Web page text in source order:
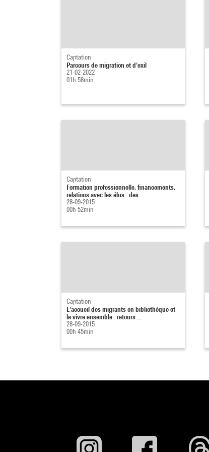
Captation
Parcours de migration et d'exil
21-02-2022
01h 58min
Captation
Formation professionnelle, financements,
relations avec les élus : des...
28-09-2015
00h 52min
Captation
L'accueil des migrants en bibliothèque et
le vivre ensemble : retours ...
28-09-2015
00h 45min